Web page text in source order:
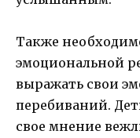
Также
эмоциональной
выражать свои
перебиваний.
свое мнение